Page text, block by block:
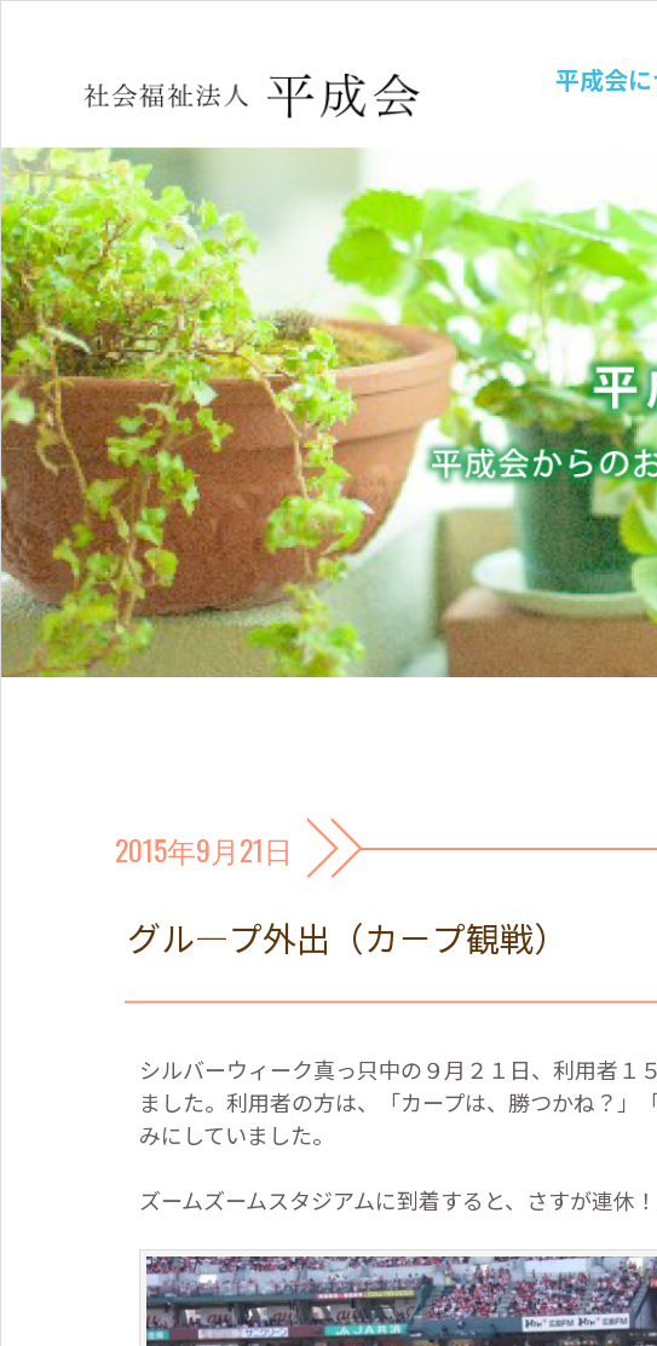
平成会
2015年9月21日
グル―プ外出（カ－プ観戦）
シルバーウィーク真っ只中の９月２１日、利用者１
ました。利用者の方は、「カープは、勝つかね？」
みにしていました。
ズームズームスタジアムに到着すると、さすが連休